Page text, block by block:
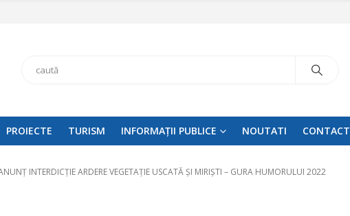
Search
PROIECTE TURISM INFORMAȚII PUBLICE NOUTATI CONTACT
INTERDICȚIE ARDERE VEGETAȚIE USCATĂ ȘI MIRIȘTI – GURA HUMORULUI 2022